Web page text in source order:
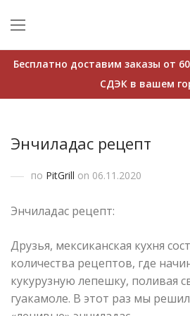
Бесплатно доставим заказы от
СДЭК в вашем
Энчиладас рецепт
по PitGrill on 06.11.2020
Энчиладас рецепт:
Друзья, мексиканская кухня
количества рецептов, где
кукурузную лепешку, поливая
гуакамоле. В этот раз мы